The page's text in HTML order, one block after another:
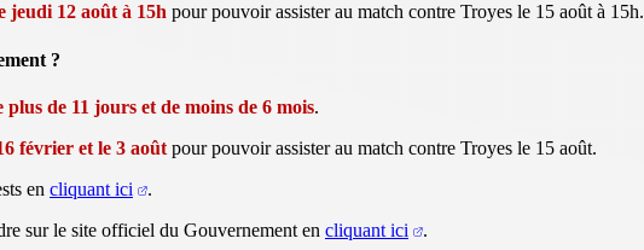
jeudi 12 août à 15h pour pouvoir assister au match contre Troyes le 15 août à 15h.
?
plus de 11 jours et de moins de 6 mois.
février et le 3 août pour pouvoir assister au match contre Troyes le 15 août.
en cliquant ici
.
sur le site officiel du Gouvernement en cliquant ici .